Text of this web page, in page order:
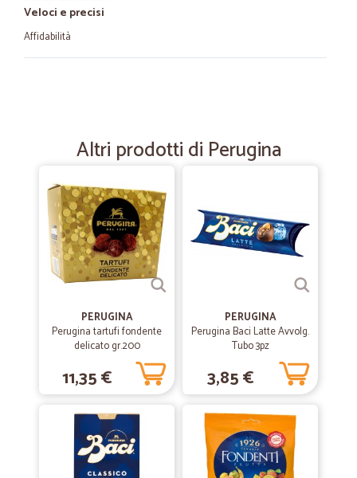
Veloci e precisi
Affidabilità
—Andrea M.
Nulla da eccepire sulla merce ordinata…
Nulla da eccepire sulla merce ordinata e sulle modalità di consegna.
04/08/2020
Lory G.
Tutto come foto e tempi previ per la consegna....ottimo sito
02/04/2020
Franco B.
Buon servizio
Buon servizio, merce arrivata nei tempi previsti.
Altri prodotti di Perugina
PERUGINA
Perugina tartufi fondente
delicato gr.200
11,35 €
PERUGINA
Perugina Baci Latte Avvolg.
Tubo 3pz
3,85 €